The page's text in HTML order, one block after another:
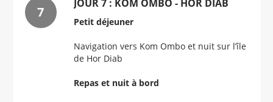
JOUR 7 : KOM OMBO - HOR DIAB
Petit déjeuner
Navigation vers Kom Ombo et nuit sur l’île
de Hor Diab
Repas et nuit à bord